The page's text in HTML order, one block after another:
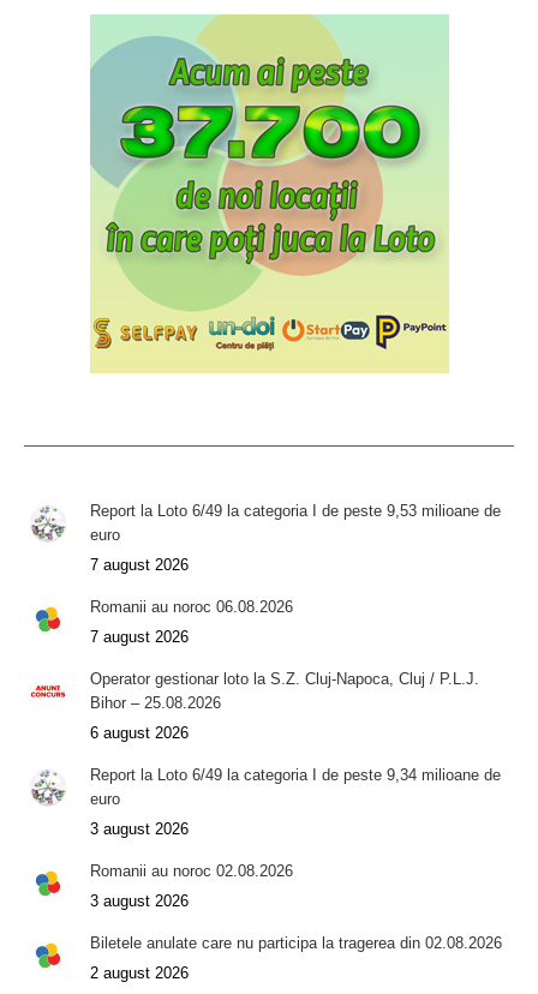
Report la Loto 6/49 la categoria I de peste 9,53 milioane de
euro
7 august 2026
Romanii au noroc 06.08.2026
7 august 2026
Operator gestionar loto la S.Z. Cluj-Napoca, Cluj / P.L.J.
Bihor – 25.08.2026
6 august 2026
Report la Loto 6/49 la categoria I de peste 9,34 milioane de
euro
3 august 2026
Romanii au noroc 02.08.2026
3 august 2026
Biletele anulate care nu participa la tragerea din 02.08.2026
2 august 2026